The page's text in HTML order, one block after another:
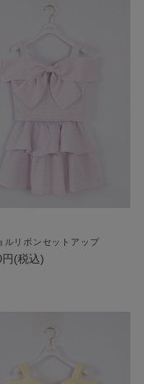
ルリボンセットアップ
(税込)